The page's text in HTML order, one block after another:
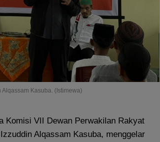
Kasuba. (Istimewa)
Komisi VII Dewan Perwakilan Rakyat
Alqassam Kasuba, menggelar